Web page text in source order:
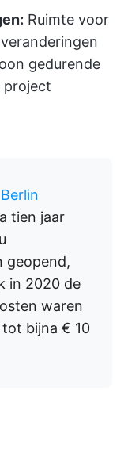
Ruimte voor
gedurende
project
tien jaar
geopend,
in 2020 de
waren
bijna € 10